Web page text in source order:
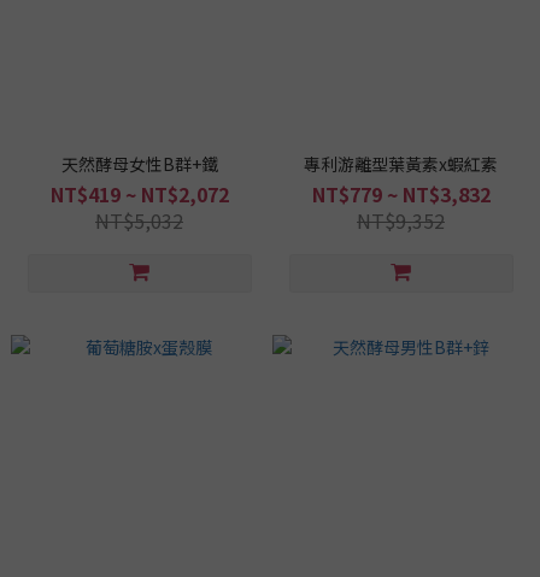
天然酵母女性B群+鐵
NT$419 ~ NT$2,072
NT$5,032
專利游離型葉黃素x蝦紅素
NT$779 ~ NT$3,832
NT$9,352